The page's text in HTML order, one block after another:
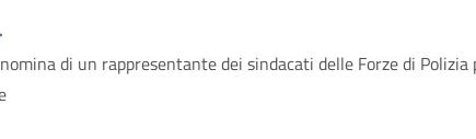
di un rappresentante dei sindacati delle Forze di